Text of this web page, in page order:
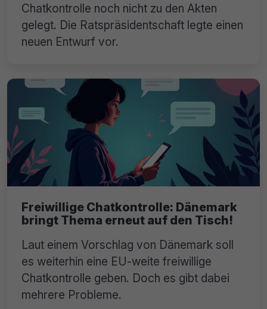
Chatkontrolle noch nicht zu den Akten
gelegt. Die Ratspräsidentschaft legte einen
neuen Entwurf vor.
Freiwillige Chatkontrolle: Dänemark
bringt Thema erneut auf den Tisch!
Laut einem Vorschlag von Dänemark soll
es weiterhin eine EU-weite freiwillige
Chatkontrolle geben. Doch es gibt dabei
mehrere Probleme.